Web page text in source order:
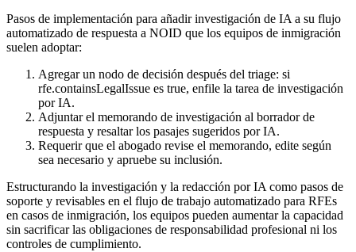
Pasos de implementación para añadir investigación de IA a su flujo
automatizado de respuesta a NOID que los equipos de inmigración
suelen adoptar:
Agregar un nodo de decisión después del triage: si
rfe.containsLegalIssue es true, enfile la tarea de investigación
por IA.
Adjuntar el memorando de investigación al borrador de
respuesta y resaltar los pasajes sugeridos por IA.
Requerir que el abogado revise el memorando, edite según
sea necesario y apruebe su inclusión.
Estructurando la investigación y la redacción por IA como pasos de
soporte y revisables en el flujo de trabajo automatizado para RFEs
en casos de inmigración, los equipos pueden aumentar la capacidad
sin sacrificar las obligaciones de responsabilidad profesional ni los
controles de cumplimiento.